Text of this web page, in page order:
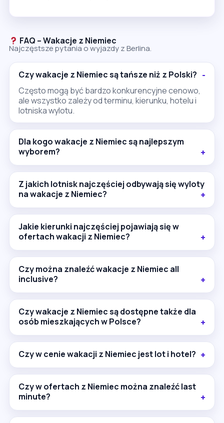
FAQ – Wakacje z Niemiec
Najczęstsze pytania o wyjazdy z Berlina.
Czy wakacje z Niemiec są tańsze niż z Polski?
Często mogą być bardzo konkurencyjne cenowo,
ale wszystko zależy od terminu, kierunku, hotelu i
lotniska wylotu.
Dla kogo wakacje z Niemiec są najlepszym
wyborem?
Z jakich lotnisk najczęściej odbywają się wyloty
na wakacje z Niemiec?
Jakie kierunki najczęściej pojawiają się w
ofertach wakacji z Niemiec?
Czy można znaleźć wakacje z Niemiec all
inclusive?
Czy wakacje z Niemiec są dostępne także dla
osób mieszkających w Polsce?
Czy w cenie wakacji z Niemiec jest lot i hotel?
Czy w ofertach z Niemiec można znaleźć last
minute?